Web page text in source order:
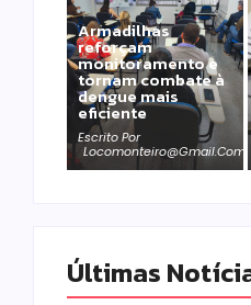
Armadilhas
reforçam
monitoramento e
tornam combate à
dengue mais
eficiente
Escrito Por
Locomonteiro@gmail.com
Últimas